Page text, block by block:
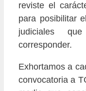
reviste el
para posibilitar
judiciales
corresponder.
Exhortamos a
convocatoria a